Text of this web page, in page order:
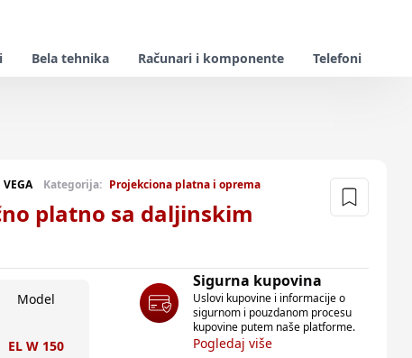
Bela tehnika Računari i komponente Telefoni
VEGA Kategorija: Projekciona platna i oprema
platno sa daljinskim
Model
EL W 150
Sigurna kupovina
Uslovi kupovine i informacije o
sigurnom i pouzdanom procesu
kupovine putem naše platforme.
Pogledaj više